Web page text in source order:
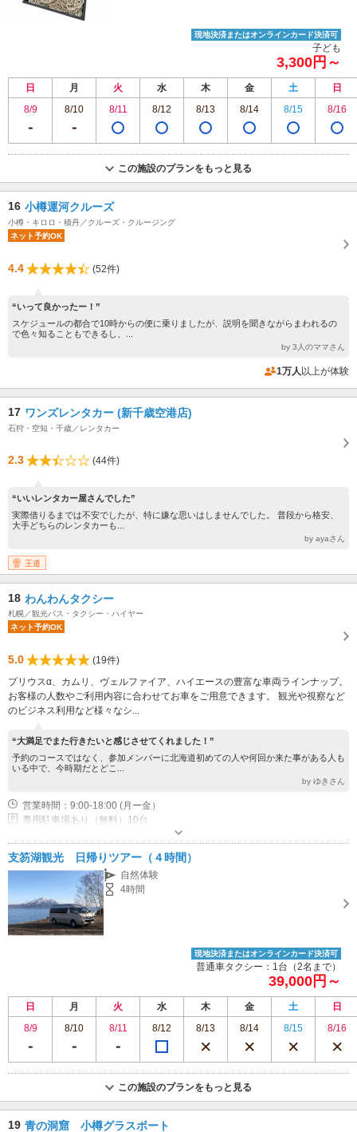
現地決済またはオンラインカード決済可
子ども
3,300円～
日 月 火 水 木 金 土
日
8/9
8/10 8/11 8/12 8/13 8/14 8/15 8/16
この施設のプランをもっと見る
16 小樽運河クルーズ
小樽・キロロ・積丹／クルーズ・クルージング
ネット予約OK
4.4 (52件)
“いって良かったー！”
スケジュールの都合で10時からの便に乗りましたが、説明を聞きながらまわれるの
で色々知ることもできるし、...
by 3人のママさん
1万人 以上が体験
17 ワンズレンタカー (新千歳空港店)
石狩・空知・千歳／レンタカー
2.3 (44件)
“いいレンタカー屋さんでした”
実際借りるまでは不安でしたが、特に嫌な思いはしませんでした。 普段から格安、
大手どちらのレンタカーも...
by ayaさん
王道
18 わんわんタクシー
札幌／観光バス・タクシー・ハイヤー
ネット予約OK
5.0
(19件)
プリウスα、カムリ、ヴェルファイア、ハイエースの豊富な車両ラインナップ。
お客様の人数やご利用内容に合わせてお車をご用意できます。 観光や視察など
のビジネス利用など様々なシ...
“大満足でまた行きたいと感じさせてくれました！”
予約のコースではなく、参加メンバーに北海道初めての人や何回か来た事がある人も
いる中で、今時期だとどこ...
by ゆきさん
営業時間：9:00-18:00 (月ー金）
専用駐車場あり（無料）10台
支笏湖観光 日帰りツアー（４時間）
自然体験
4時間
現地決済またはオンラインカード決済可
普通車タクシー：1台（2名まで）
39,000円～
日 月 火 水 木 金 土
日
8/9
8/10 8/11 8/12 8/13 8/14 8/15 8/16
この施設のプランをもっと見る
19 青の洞窟 小樽グラスボート